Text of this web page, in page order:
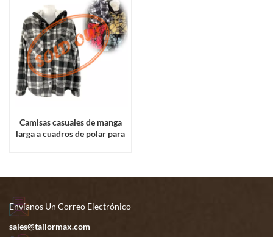
Camisas casuales de manga
larga a cuadros de polar para
Envíanos Un Correo Electrónico
sales@tailormax.com